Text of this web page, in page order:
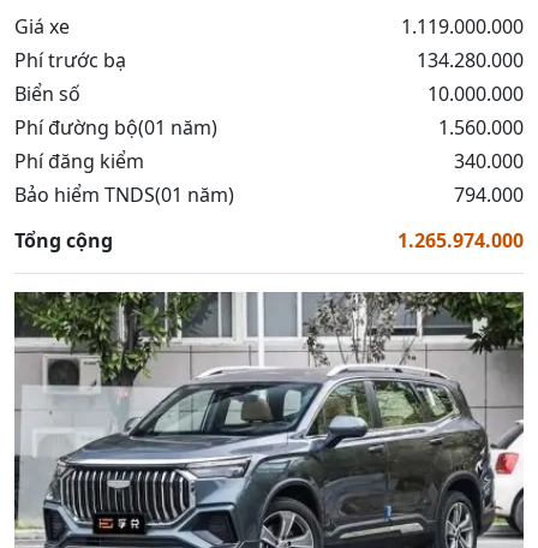
Giá xe
1.119.000.000
Phí trước bạ
134.280.000
Biển số
10.000.000
Phí đường bộ(01 năm)
1.560.000
Phí đăng kiểm
340.000
Bảo hiểm TNDS(01 năm)
794.000
Tổng cộng
1.265.974.000